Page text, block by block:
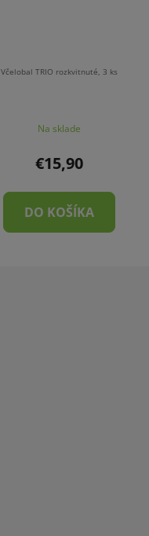
Včelobal TRIO rozkvitnuté, 3 ks
Na sklade
€15,90
DO KOŠÍKA